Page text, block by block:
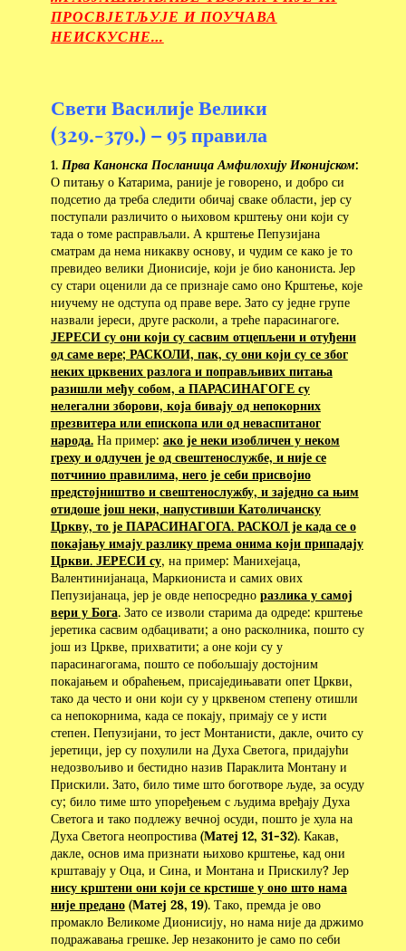
ПРОСВЈЕТЉУЈЕ И ПОУЧАВА
НЕИСКУСНЕ…
Свети Василије Велики
(329.-379.) – 95 правила
1. Прва Канонска Посланица Амфилохију Иконијском:
О питању о Катарима, раније је говорено, и добро си
подсетио да треба следити обичај сваке области, јер су
поступали различито о њиховом крштењу они који су
тада о томе расправљали. А крштење Пепузијана
сматрам да нема никакву основу, и чудим се како је то
превидео велики Дионисије, који је био канониста. Јер
су стари оценили да се признаје само оно Крштење, које
ниучему не одступа од праве вере. Зато су једне групе
назвали јереси, друге расколи, а треће парасинагоге.
ЈЕРЕСИ су они који су сасвим отцепљени и отуђени
од саме вере; РАСКОЛИ, пак, су они који су се због
неких црквених разлога и поправљивих питања
разишли међу собом, а ПАРАСИНАГОГЕ су
нелегални зборови, која бивају од непокорних
презвитера или епископа или од неваспитаног
народа.На пример: ако је неки изобличен у неком
греху и одлучен је од свештенослужбе, и није се
потчинио правилима, него је себи присвојио
предстојништво и свештенослужбу, и заједно са њим
отидоше још неки, напустивши Католичанску
Цркву, то је ПАРАСИНАГОГА. РАСКОЛ је када се о
покајању имају разлику према онима који припадају
Цркви. ЈЕРЕСИ су, на пример: Манихејаца,
Валентинијанаца, Маркиониста и самих ових
Пепузијанаца, јер је овде непосредно разлика у самој
вери у Бога. Зато се изволи старима да одреде: крштење
јеретика сасвим одбацивати; а оно расколника, пошто су
још из Цркве, прихватити; а оне који су у
парасинагогама, пошто се побољшају достојним
покајањем и обраћењем, присаједињавати опет Цркви,
тако да често и они који су у црквеном степену отишли
са непокорнима, када се покају, примају се у исти
степен. Пепузијани, то јест Монтанисти, дакле, очито су
јеретици, јер су похулили на Духа Светога, придајући
недозвољиво и бестидно назив Параклита Монтану и
Прискили. Зато, било тиме што боготворе људе, за осуду
су; било тиме што упоређењем с људима вређају Духа
Светога и тако подлежу вечној осуди, пошто је хула на
Духа Светога неопростива (Матеј 12, 31-32). Какав,
дакле, основ има признати њихово крштење, кад они
крштавају у Оца, и Сина, и Монтана и Прискилу? Јер
нису крштени они који се крстише у оно што нама
није предано(Матеј 28, 19). Тако, премда је ово
промакло Великоме Дионисију, но нама није да држимо
подражавања грешке. Јер незаконито је само по себи